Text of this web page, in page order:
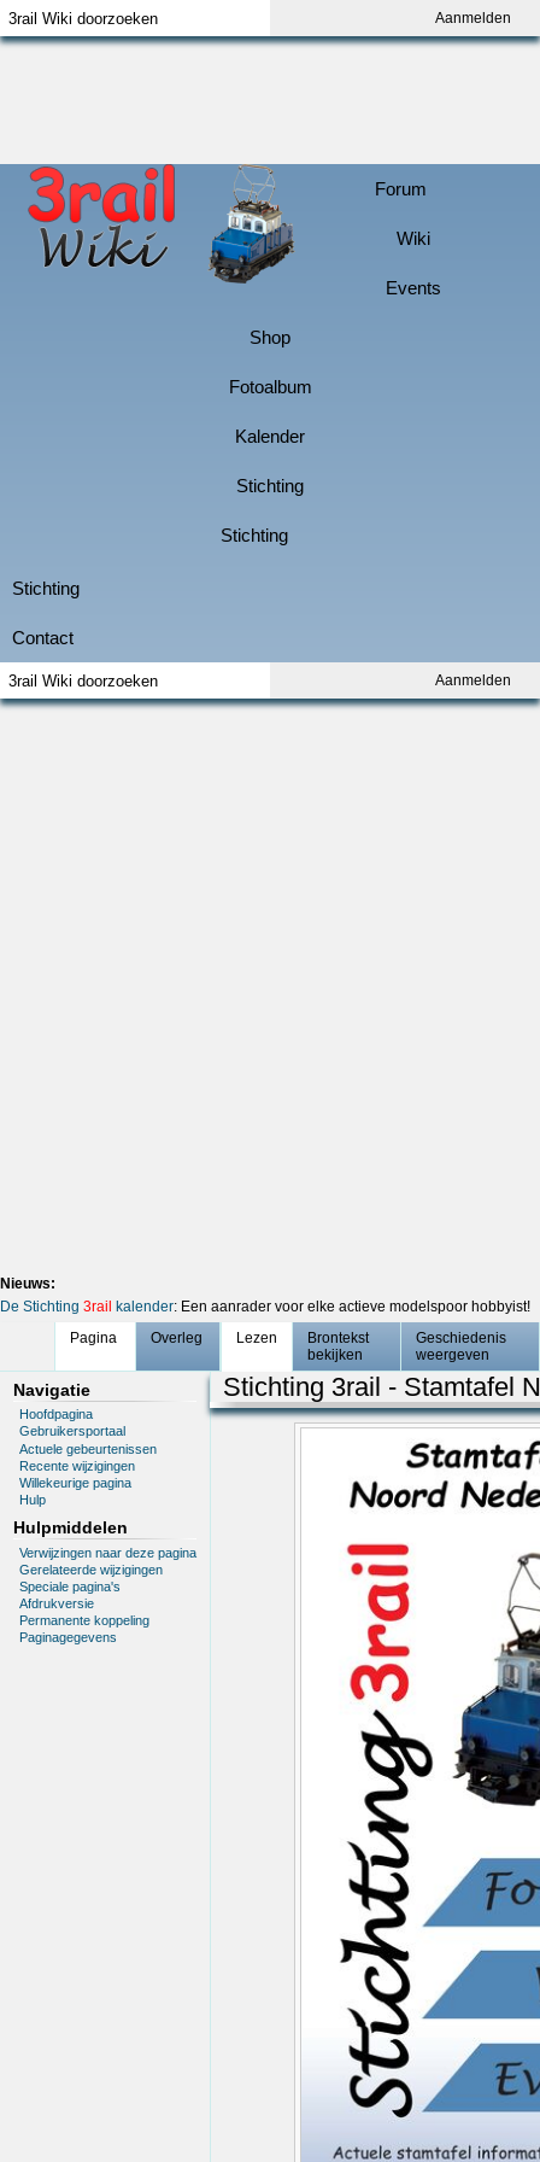
Aanmelden
Aanmelden
Nieuws:
De Stichting 3rail kalender: Een aanrader voor elke actieve modelspoor hobbyist!
Pagina
Overleg Lezen
Brontekst
bekijken
Geschiedenis
weergeven
Navigatie
Hoofdpagina
Gebruikersportaal
Actuele gebeurtenissen
Recente wijzigingen
Willekeurige pagina
Hulp
Hulpmiddelen
Verwijzingen naar deze pagina
Gerelateerde wijzigingen
Speciale pagina's
Afdrukversie
Permanente koppeling
Paginagegevens
Stichting 3rail - Stamtafel